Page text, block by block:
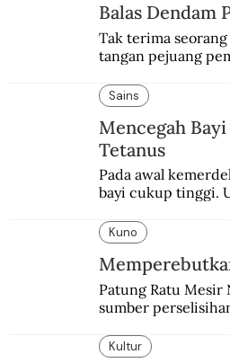
Balas Dendam
Tak terima
tangan pejuang
pembalasan.
Sains
Mencegah
Tetanus
Pada awal
bayi cukup tinggi.
Kuno
Patung Ratu
sumber
Kultur